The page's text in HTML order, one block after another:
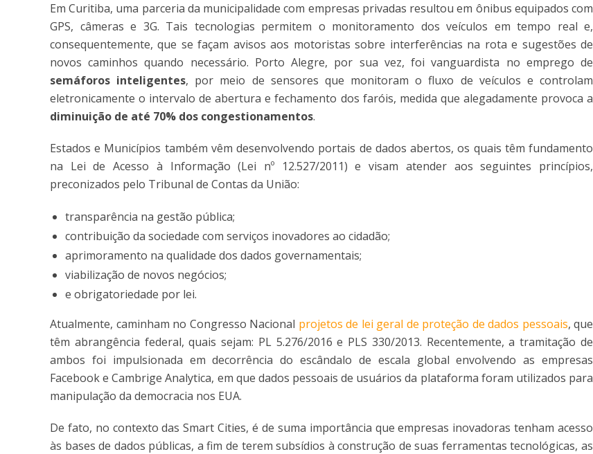
Em Curitiba, uma parceria da municipalidade com empresas privadas resultou em ônibus equipados com
GPS, câmeras e 3G. Tais tecnologias permitem o monitoramento dos veículos em tempo real e,
consequentemente, que se façam avisos aos motoristas sobre interferências na rota e sugestões de
novos caminhos quando necessário. Porto Alegre, por sua vez, foi vanguardista no emprego de
semáforos inteligentes, por meio de sensores que monitoram o fluxo de veículos e controlam
eletronicamente o intervalo de abertura e fechamento dos faróis, medida que alegadamente provoca a
diminuição de até 70% dos congestionamentos.
Estados e Municípios também vêm desenvolvendo portais de dados abertos, os quais têm fundamento
na Lei de Acesso à Informação (Lei nº 12.527/2011) e visam atender aos seguintes princípios,
preconizados pelo Tribunal de Contas da União:
transparência na gestão pública;
contribuição da sociedade com serviços inovadores ao cidadão;
aprimoramento na qualidade dos dados governamentais;
viabilização de novos negócios;
e obrigatoriedade por lei.
Atualmente, caminham no Congresso Nacional projetos de lei geral de proteção de dados pessoais, que
têm abrangência federal, quais sejam: PL 5.276/2016 e PLS 330/2013. Recentemente, a tramitação de
ambos foi impulsionada em decorrência do escândalo de escala global envolvendo as empresas
Facebook e Cambrige Analytica, em que dados pessoais de usuários da plataforma foram utilizados para
manipulação da democracia nos EUA.
De fato, no contexto das Smart Cities, é de suma importância que empresas inovadoras tenham acesso
às bases de dados públicas, a fim de terem subsídios à construção de suas ferramentas tecnológicas, as